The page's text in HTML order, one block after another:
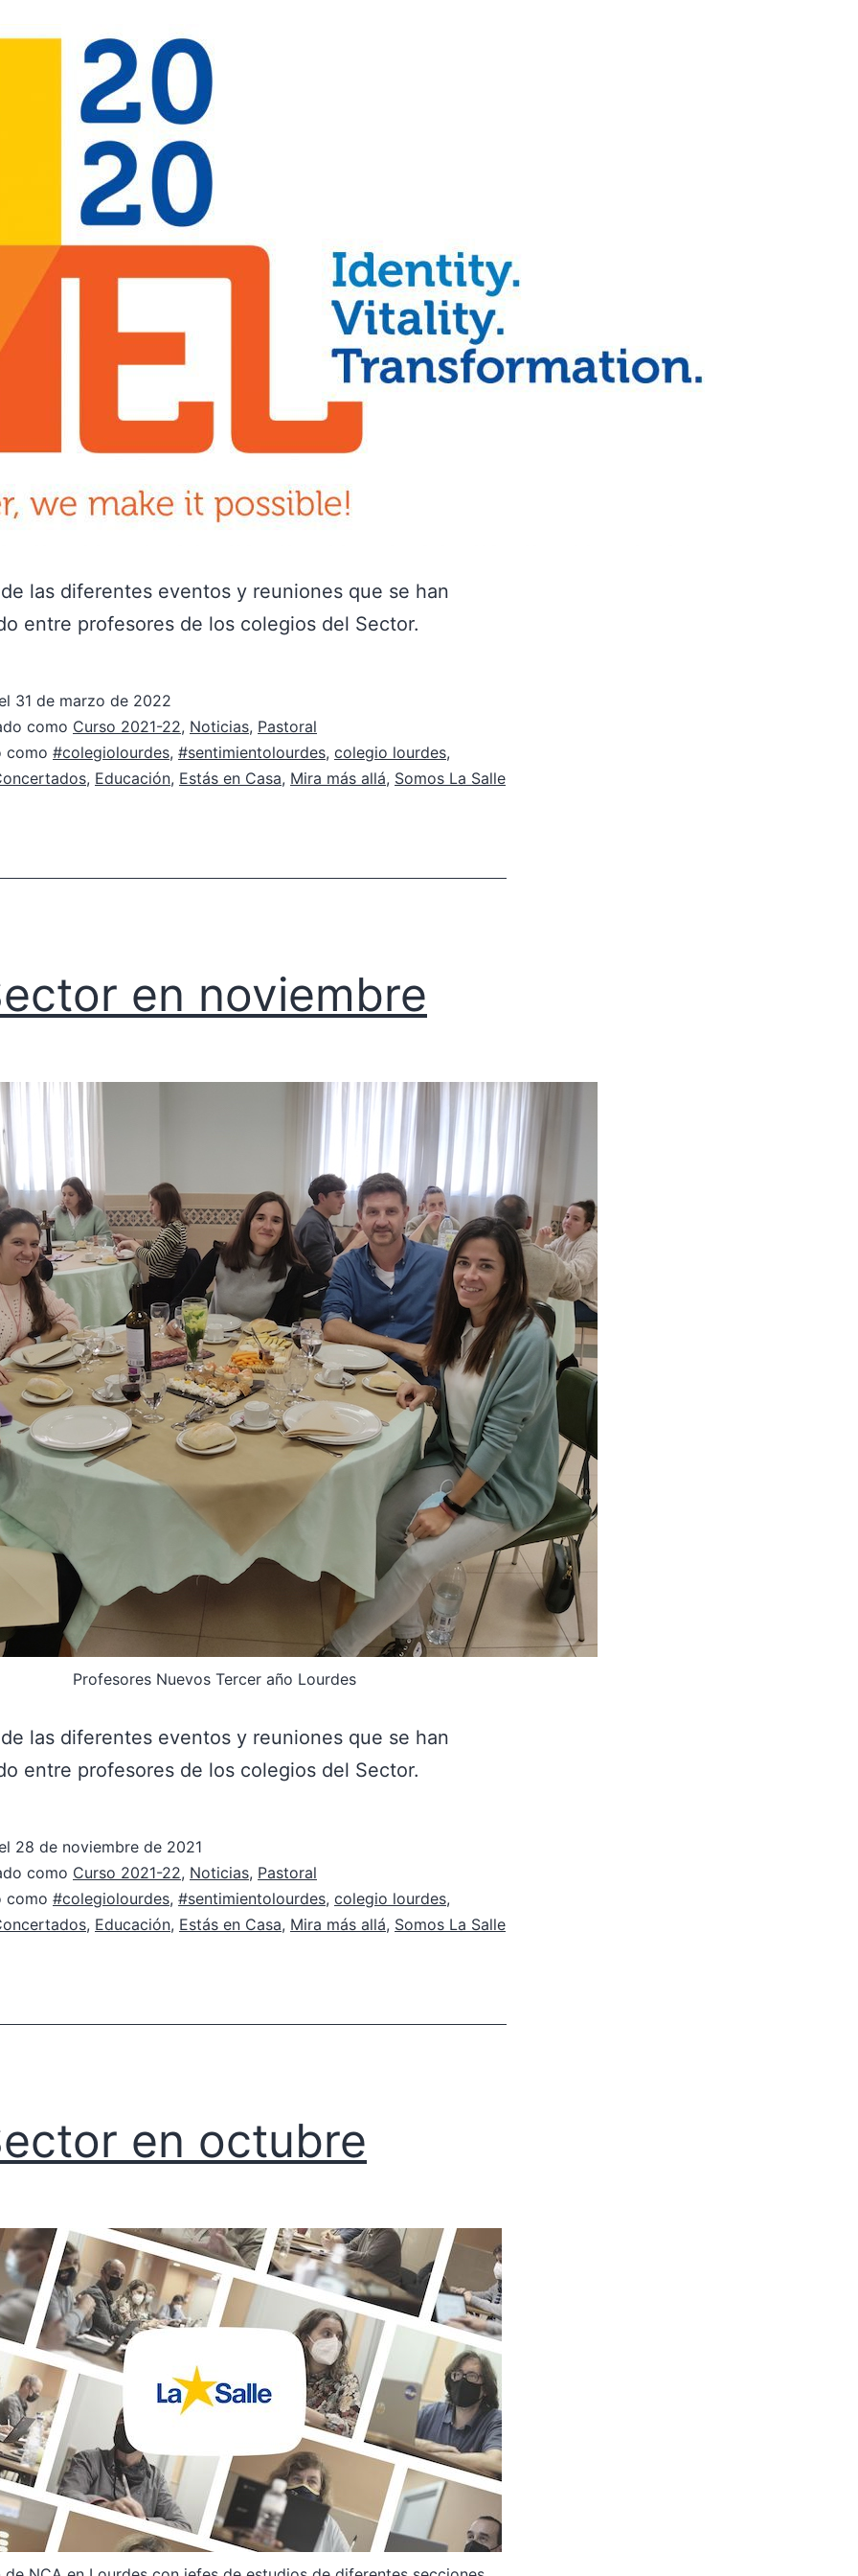
las diferentes eventos y reuniones que se han
entre profesores de los colegios del Sector.
31 de marzo de 2022
como Curso 2021-22, Noticias, Pastoral
como #colegiolourdes, #sentimientolourdes, colegio lourdes,
, Educación, Estás en Casa, Mira más allá, Somos La Salle
en noviembre
Profesores Nuevos Tercer año Lourdes
las diferentes eventos y reuniones que se han
entre profesores de los colegios del Sector.
28 de noviembre de 2021
como Curso 2021-22, Noticias, Pastoral
como #colegiolourdes, #sentimientolourdes, colegio lourdes,
, Educación, Estás en Casa, Mira más allá, Somos La Salle
en octubre